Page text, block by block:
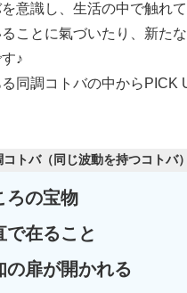
意識し、生活の中で触れ
ことに氣づいたり、新た
♪
同調コトバの中からPICK
トバ（同じ波動を持つコトバ）
ろの宝物
で在ること
の扉が開かれる